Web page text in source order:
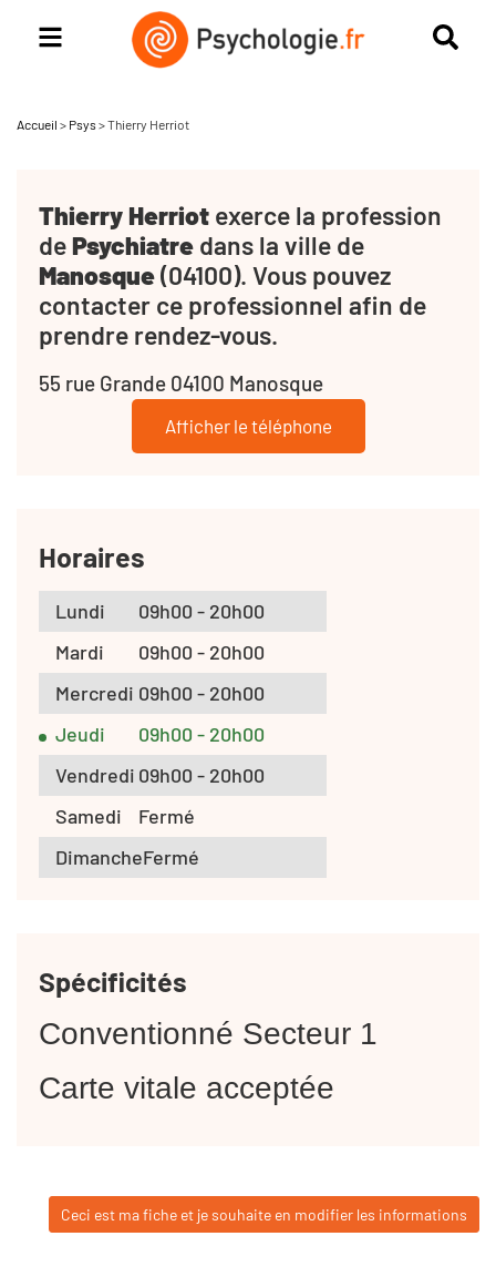
Accueil > Psys >Thierry Herriot
Thierry Herriot exerce la profession
dePsychiatre dans la ville de
Manosque(04100). Vous pouvez
contacter ce professionnel afin de
prendre rendez-vous.
55 rue Grande 04100 Manosque
Afficher le téléphone
Horaires
Lundi
09h00 - 20h00
Mardi
09h00 - 20h00
Mercredi 09h00 - 20h00
Jeudi
09h00 - 20h00
Vendredi 09h00 - 20h00
Samedi
Fermé
DimancheFermé
Spécificités
Conventionné Secteur 1
Carte vitale acceptée
Ceci est ma fiche et je souhaite en modifier les informations